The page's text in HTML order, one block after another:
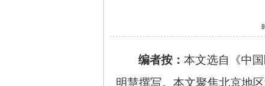
编者按： 本文选自《中
明慧撰写。本文聚焦北京地